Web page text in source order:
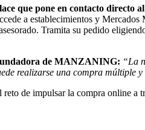
que pone en contacto directo
a establecimientos y
Tramita su pedido
de MANZANING: “La
realizarse una compra
reto de impulsar la compra online a